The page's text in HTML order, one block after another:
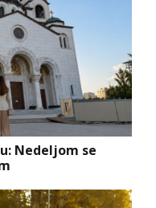
Nedeljom se